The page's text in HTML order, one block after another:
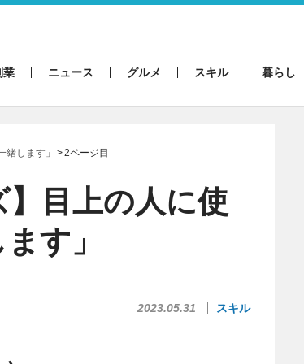
業 ニュース グルメ スキル 暮らし
緒します」 2ページ目
】目上の人に使
す」
2023.05.31 スキル